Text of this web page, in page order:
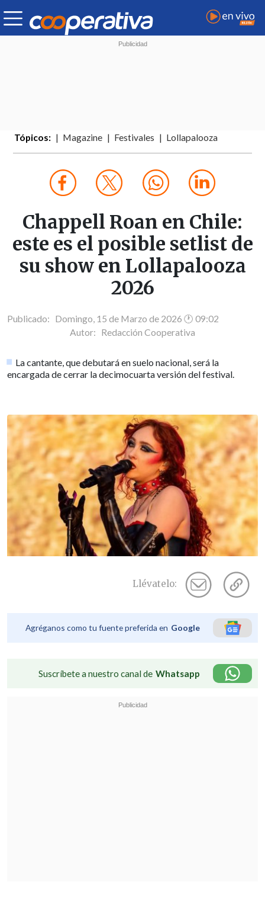
Tópicos: Magazine Festivales Lollapalooza
Chappell Roan en Chile:
este es el posible setlist de
su show en Lollapalooza
2026
Publicado: Domingo, 15 de Marzo de 2026 🕐 09:02
Autor: Redacción Cooperativa
La cantante, que debutará en suelo nacional, será la
encargada de cerrar la decimocuarta versión del festival.
Llévatelo:
Agréganos como tu fuente preferida en Google
Suscríbete a nuestro canal de Whatsapp